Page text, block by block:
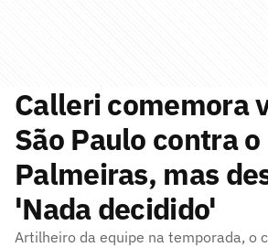
Calleri comemora
São Paulo contra o
Palmeiras, mas
'Nada decidido'
Artilheiro da equipe na temporada, o